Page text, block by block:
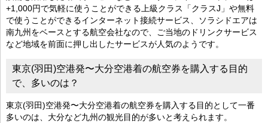
+1,000円で気軽に使うことができる上級クラス「クラスJ」や無料
で使うことができるインターネット接続サービス、ソラシドエアは
南九州をベースとする航空会社なので、ご当地のドリンクサービス
など地域を前面に押し出したサービスが人気のようです。
東京(羽田)空港発〜大分空港着の航空券を購入する目的
で、多いのは？
東京(羽田)空港発〜大分空港着の航空券を購入する目的として一番
多いのは、大分など九州の観光目的が多いと考えられます。